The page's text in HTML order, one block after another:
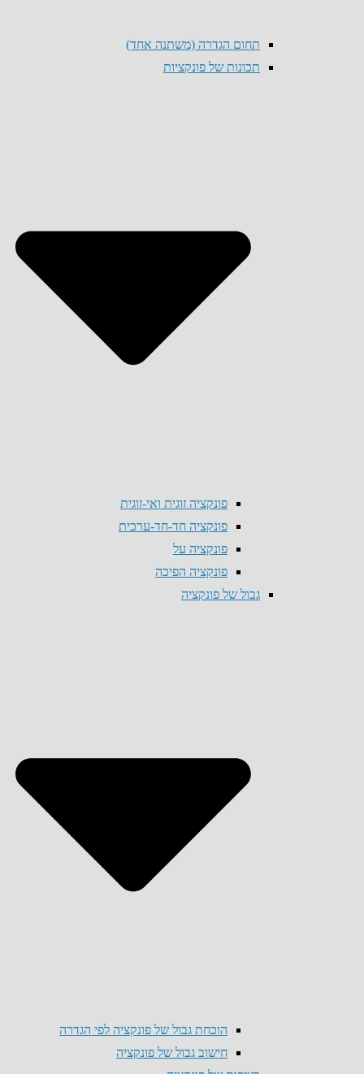
תחום הגדרה (משתנה אחד)
תכונות של פונקציות
פונקציה זוגית ואי-זוגית
פונקציה חד-חד-ערכית
פונקציה על
פונקציה הפיכה
גבול של פונקציה
הוכחת גבול של פונקציה לפי הגדרה
חישוב גבול של פונקציה